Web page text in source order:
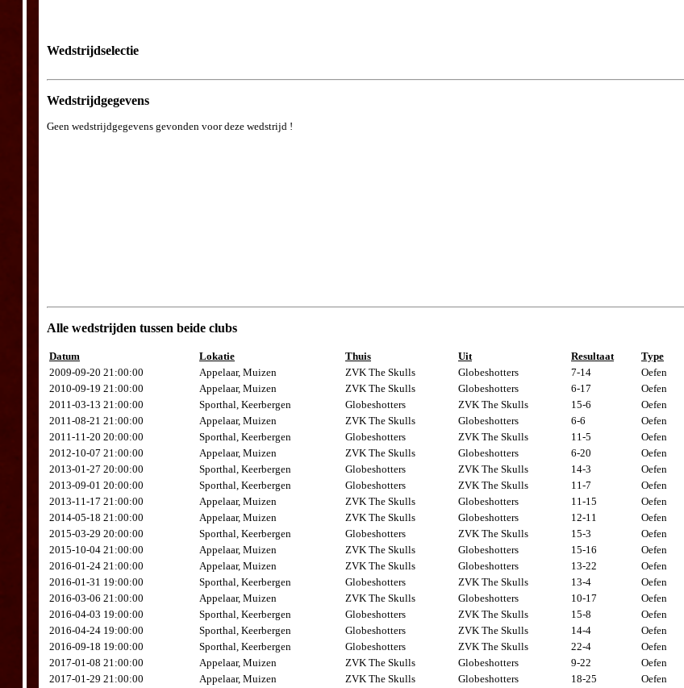
Wedstrijdselectie
Wedstrijdgegevens
Geen wedstrijdgegevens gevonden voor deze wedstrijd !
Alle wedstrijden tussen beide clubs
Datum Lokatie Thuis Uit Resultaat Type
2009-09-20 21:00:00
Appelaar, Muizen ZVK The Skulls Globeshotters 7-14 Oefen
2010-09-19 21:00:00
Appelaar, Muizen ZVK The Skulls Globeshotters 6-17 Oefen
2011-03-13 21:00:00
Sporthal, Keerbergen Globeshotters ZVK The Skulls 15-6 Oefen
2011-08-21 21:00:00
Appelaar, Muizen ZVK The Skulls Globeshotters 6-6 Oefen
2011-11-20 20:00:00
Sporthal, Keerbergen Globeshotters ZVK The Skulls 11-5 Oefen
2012-10-07 21:00:00
Appelaar, Muizen ZVK The Skulls Globeshotters 6-20 Oefen
2013-01-27 20:00:00
Sporthal, Keerbergen Globeshotters ZVK The Skulls 14-3 Oefen
2013-09-01 20:00:00
Sporthal, Keerbergen Globeshotters ZVK The Skulls 11-7 Oefen
2013-11-17 21:00:00
Appelaar, Muizen ZVK The Skulls Globeshotters 11-15 Oefen
2014-05-18 21:00:00
Appelaar, Muizen ZVK The Skulls Globeshotters 12-11 Oefen
2015-03-29 20:00:00
Sporthal, Keerbergen Globeshotters ZVK The Skulls 15-3 Oefen
2015-10-04 21:00:00
Appelaar, Muizen ZVK The Skulls Globeshotters 15-16 Oefen
2016-01-24 21:00:00
Appelaar, Muizen ZVK The Skulls Globeshotters 13-22 Oefen
2016-01-31 19:00:00
Sporthal, Keerbergen Globeshotters ZVK The Skulls 13-4 Oefen
2016-03-06 21:00:00
Appelaar, Muizen ZVK The Skulls Globeshotters 10-17 Oefen
2016-04-03 19:00:00
Sporthal, Keerbergen Globeshotters ZVK The Skulls 15-8 Oefen
2016-04-24 19:00:00
Sporthal, Keerbergen Globeshotters ZVK The Skulls 14-4 Oefen
2016-09-18 19:00:00
Sporthal, Keerbergen Globeshotters ZVK The Skulls 22-4 Oefen
2017-01-08 21:00:00
Appelaar, Muizen ZVK The Skulls Globeshotters 9-22 Oefen
2017-01-29 21:00:00
Appelaar, Muizen ZVK The Skulls Globeshotters 18-25 Oefen